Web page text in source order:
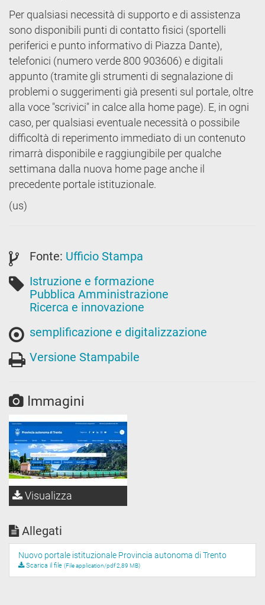
Per qualsiasi necessità di supporto e di assistenza
sono disponibili punti di contatto fisici (sportelli
periferici e punto informativo di Piazza Dante),
telefonici (numero verde 800 903606) e digitali
appunto (tramite gli strumenti di segnalazione di
problemi o suggerimenti già presenti sul portale, oltre
alla voce "scrivici" in calce alla home page). E, in ogni
caso, per qualsiasi eventuale necessità o possibile
difficoltà di reperimento immediato di un contenuto
rimarrà disponibile e raggiungibile per qualche
settimana dalla nuova home page anche il
precedente portale istituzionale.
(us)
Fonte: Ufficio Stampa
Istruzione e formazione
Pubblica Amministrazione
Ricerca e innovazione
semplificazione e digitalizzazione
Versione Stampabile
Immagini
Visualizza
Allegati
Nuovo portale istituzionale Provincia autonoma di Trento
Scarica il file (File application/pdf 2,89 MB)